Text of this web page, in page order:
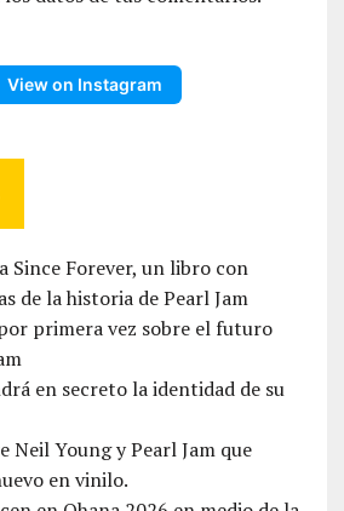
View on Instagram
Since Forever, un libro con
de la historia de Pearl Jam
primera vez sobre el futuro
en secreto la identidad de su
Neil Young y Pearl Jam que
en vinilo.